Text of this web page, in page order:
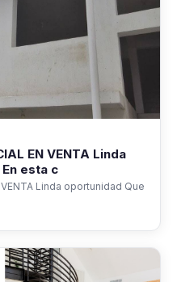
EN VENTA Linda
esta c
Linda oportunidad Que